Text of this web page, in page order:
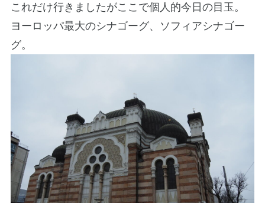
これだけ行きましたがここで個人的今日の目玉。
ヨーロッパ最大のシナゴーグ、ソフィアシナゴー
グ。